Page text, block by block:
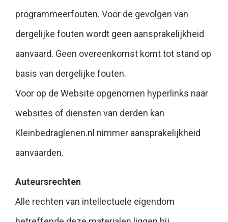
programmeerfouten. Voor de gevolgen van
dergelijke fouten wordt geen aansprakelijkheid
aanvaard. Geen overeenkomst komt tot stand op
basis van dergelijke fouten.
Voor op de Website opgenomen hyperlinks naar
websites of diensten van derden kan
Kleinbedraglenen.nl nimmer aansprakelijkheid
aanvaarden.
Auteursrechten
Alle rechten van intellectuele eigendom